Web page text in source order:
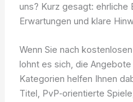
uns? Kurz gesagt: ehrliche
Erwartungen und klare
Wenn Sie nach
lohnt es sich, die
Kategorien helfen Ihnen
Titel, PvP‑orientierte